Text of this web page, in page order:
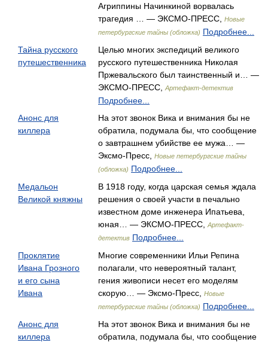
Агриппины Начинкиной ворвалась
трагедия … — ЭКСМО-ПРЕСС,
Новые
петербургские тайны (обложка) Подробнее...
Тайна русского
путешественника
Целью многих экспедиций великого
русского путешественника Николая
Пржевальского был таинственный и… —
ЭКСМО-ПРЕСС,
Артефакт-детектив
Подробнее...
Анонс для
киллера
На этот звонок Вика и внимания бы не
обратила, подумала бы, что сообщение
о завтрашнем убийстве ее мужа… —
Эксмо-Пресс,
Новые петербургские тайны
(обложка) Подробнее...
Медальон
Великой княжны
В 1918 году, когда царская семья ждала
решения о своей участи в печально
известном доме инженера Ипатьева,
юная… — ЭКСМО-ПРЕСС,
Артефакт-
детектив Подробнее...
Проклятие
Ивана Грозного
и его сына
Ивана
Многие современники Ильи Репина
полагали, что невероятный талант,
гения живописи несет его моделям
скорую… — Эксмо-Пресс,
Новые
петербургские тайны (обложка) Подробнее...
Анонс для
киллера
На этот звонок Вика и внимания бы не
обратила, подумала бы, что сообщение